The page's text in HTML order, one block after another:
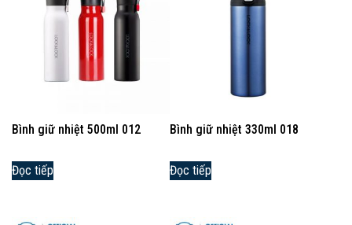
Bình giữ nhiệt 500ml 012
Đọc tiếp
Bình giữ nhiệt 330ml 018
Đọc tiếp